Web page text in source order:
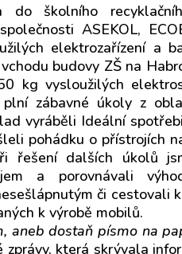
školního
ASEKOL,
elektrozařízení a
budovy ZŠ na
kg vysloužilých
plní zábavné úkoly z
vyráběli Ideální
pohádku o přístrojích
řešení dalších úkolů
a porovnávali
či cestovali
k výrobě mobilů.
aneb dostaň písmo na
která skrývala